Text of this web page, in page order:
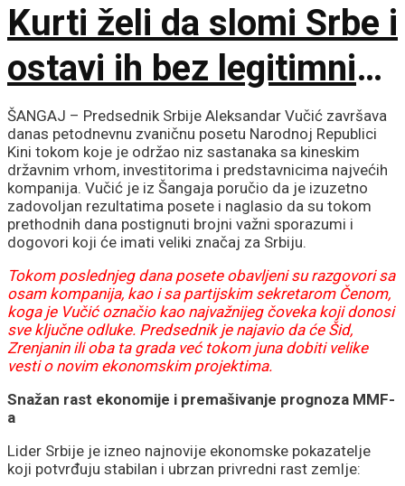
Kurti želi da slomi Srbe i
ostavi ih bez legitimnih
predstavnika
ŠANGAJ – Predsednik Srbije Aleksandar Vučić završava
danas petodnevnu zvaničnu posetu Narodnoj Republici
Kini tokom koje je održao niz sastanaka sa kineskim
državnim vrhom, investitorima i predstavnicima najvećih
kompanija. Vučić je iz Šangaja poručio da je izuzetno
zadovoljan rezultatima posete i naglasio da su tokom
prethodnih dana postignuti brojni važni sporazumi i
dogovori koji će imati veliki značaj za Srbiju.
Tokom poslednjeg dana posete obavljeni su razgovori sa
osam kompanija, kao i sa partijskim sekretarom Čenom,
koga je Vučić označio kao najvažnijeg čoveka koji donosi
sve ključne odluke. Predsednik je najavio da će Šid,
Zrenjanin ili oba ta grada već tokom juna dobiti velike
vesti o novim ekonomskim projektima.
Snažan rast ekonomije i premašivanje prognoza MMF-
a
Lider Srbije je izneo najnovije ekonomske pokazatelje
koji potvrđuju stabilan i ubrzan privredni rast zemlje: